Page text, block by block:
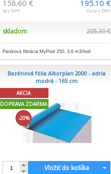
158.60 €
bez DPH
195.10 €
Cena s DPH
skladom 205.30 €
Piesková filtrácia MyPool 250, 3,6 m3/hod
Bazénová fólia Alkorplan 2000 - adria
modrá - 165 cm
AKCIA
DOPRAVA ZDARMA
-20%
Vložiť do košíka